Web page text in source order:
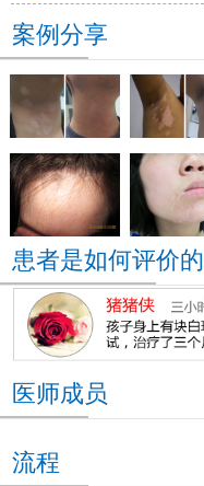
开了挂
案例分享
患者是如何评价的
医师成员
流程